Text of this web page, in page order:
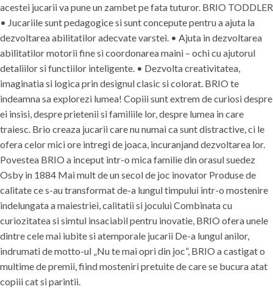
acestei jucarii va pune un zambet pe fata tuturor. BRIO TODDLER
• Jucariile sunt pedagogice si sunt concepute pentru a ajuta la
dezvoltarea abilitatilor adecvate varstei. • Ajuta in dezvoltarea
abilitatilor motorii fine si coordonarea maini – ochi cu ajutorul
detaliilor si functiilor inteligente. • Dezvolta creativitatea,
imaginatia si logica prin designul clasic si colorat. BRIO te
indeamna sa explorezi lumea! Copiii sunt extrem de curiosi despre
ei insisi, despre prietenii si familiile lor, despre lumea in care
traiesc. Brio creaza jucarii care nu numai ca sunt distractive, ci le
ofera celor mici ore intregi de joaca, incuranjand dezvoltarea lor.
Povestea BRIO a inceput intr-o mica familie din orasul suedez
Osby in 1884 Mai mult de un secol de joc inovator Produse de
calitate ce s-au transformat de-a lungul timpului intr-o mostenire
indelungata a maiestriei, calitatii si jocului Combinata cu
curiozitatea si simtul insaciabil pentru inovatie, BRIO ofera unele
dintre cele mai iubite si atemporale jucarii De-a lungul anilor,
indrumati de motto-ul „Nu te mai opri din joc”, BRIO a castigat o
multime de premii, fiind mosteniri pretuite de care se bucura atat
copiii cat si parintii.